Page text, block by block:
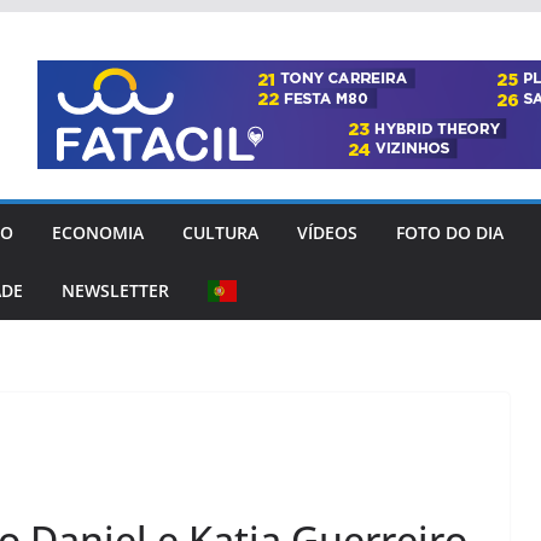
ECONOMIA CULTURA VÍDEOS FOTO DO DIA
NEWSLETTER